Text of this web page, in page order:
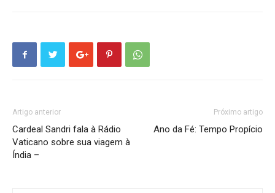
Artigo anterior
Cardeal Sandri fala à Rádio
Vaticano sobre sua viagem à
Índia –
Próximo artigo
Ano da Fé: Tempo Propício